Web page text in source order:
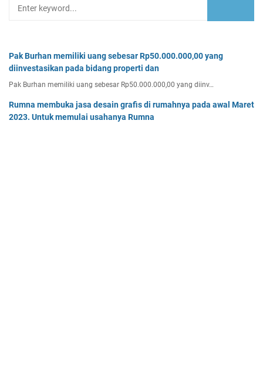
Pak Burhan memiliki uang sebesar Rp50.000.000,00 yang
diinvestasikan pada bidang properti dan
Pak Burhan memiliki uang sebesar Rp50.000.000,00 yang diinv…
Rumna membuka jasa desain grafis di rumahnya pada awal Maret
2023. Untuk memulai usahanya Rumna